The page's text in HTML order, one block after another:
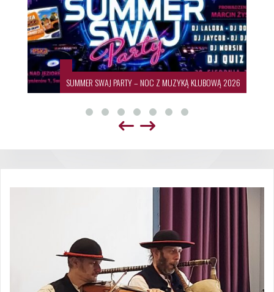
SUMMER SWAJ PARTY – NOC Z MUZYKĄ KLUBOWĄ 2026